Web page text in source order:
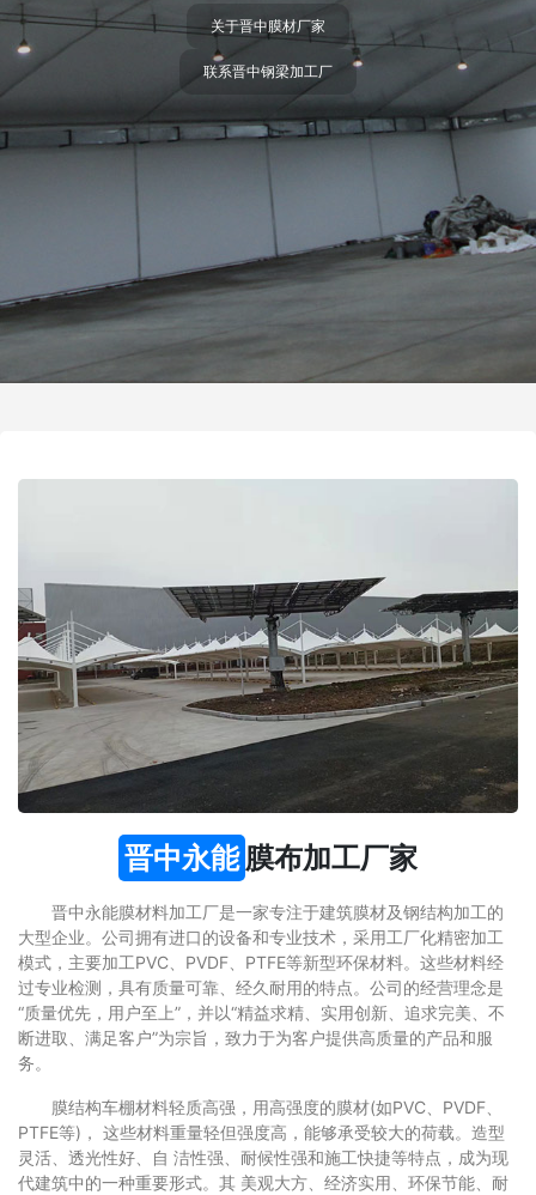
关于晋中膜材厂家
联系晋中钢梁加工厂
晋中永能 膜布加工厂家
晋中永能膜材料加工厂是一家专注于建筑膜材及钢结构加工的
大型企业。公司拥有进口的设备和专业技术，采用工厂化精密加工
模式，主要加工PVC、PVDF、PTFE等新型环保材料。这些材料经
过专业检测，具有质量可靠、经久耐用的特点。公司的经营理念是
“质量优先，用户至上”，并以“精益求精、实用创新、追求完美、不
断进取、满足客户”为宗旨，致力于为客户提供高质量的产品和服
务。
膜结构车棚材料轻质高强，用高强度的膜材(如PVC、PVDF、
PTFE等)， 这些材料重量轻但强度高，能够承受较大的荷载。造型
灵活、透光性好、自 洁性强、耐候性强和施工快捷等特点，成为现
代建筑中的一种重要形式。其 美观大方、经济实用、环保节能、耐